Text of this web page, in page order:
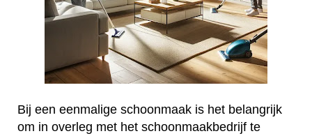
Bij een eenmalige schoonmaak is het belangrijk
om in overleg met het schoonmaakbedrijf te